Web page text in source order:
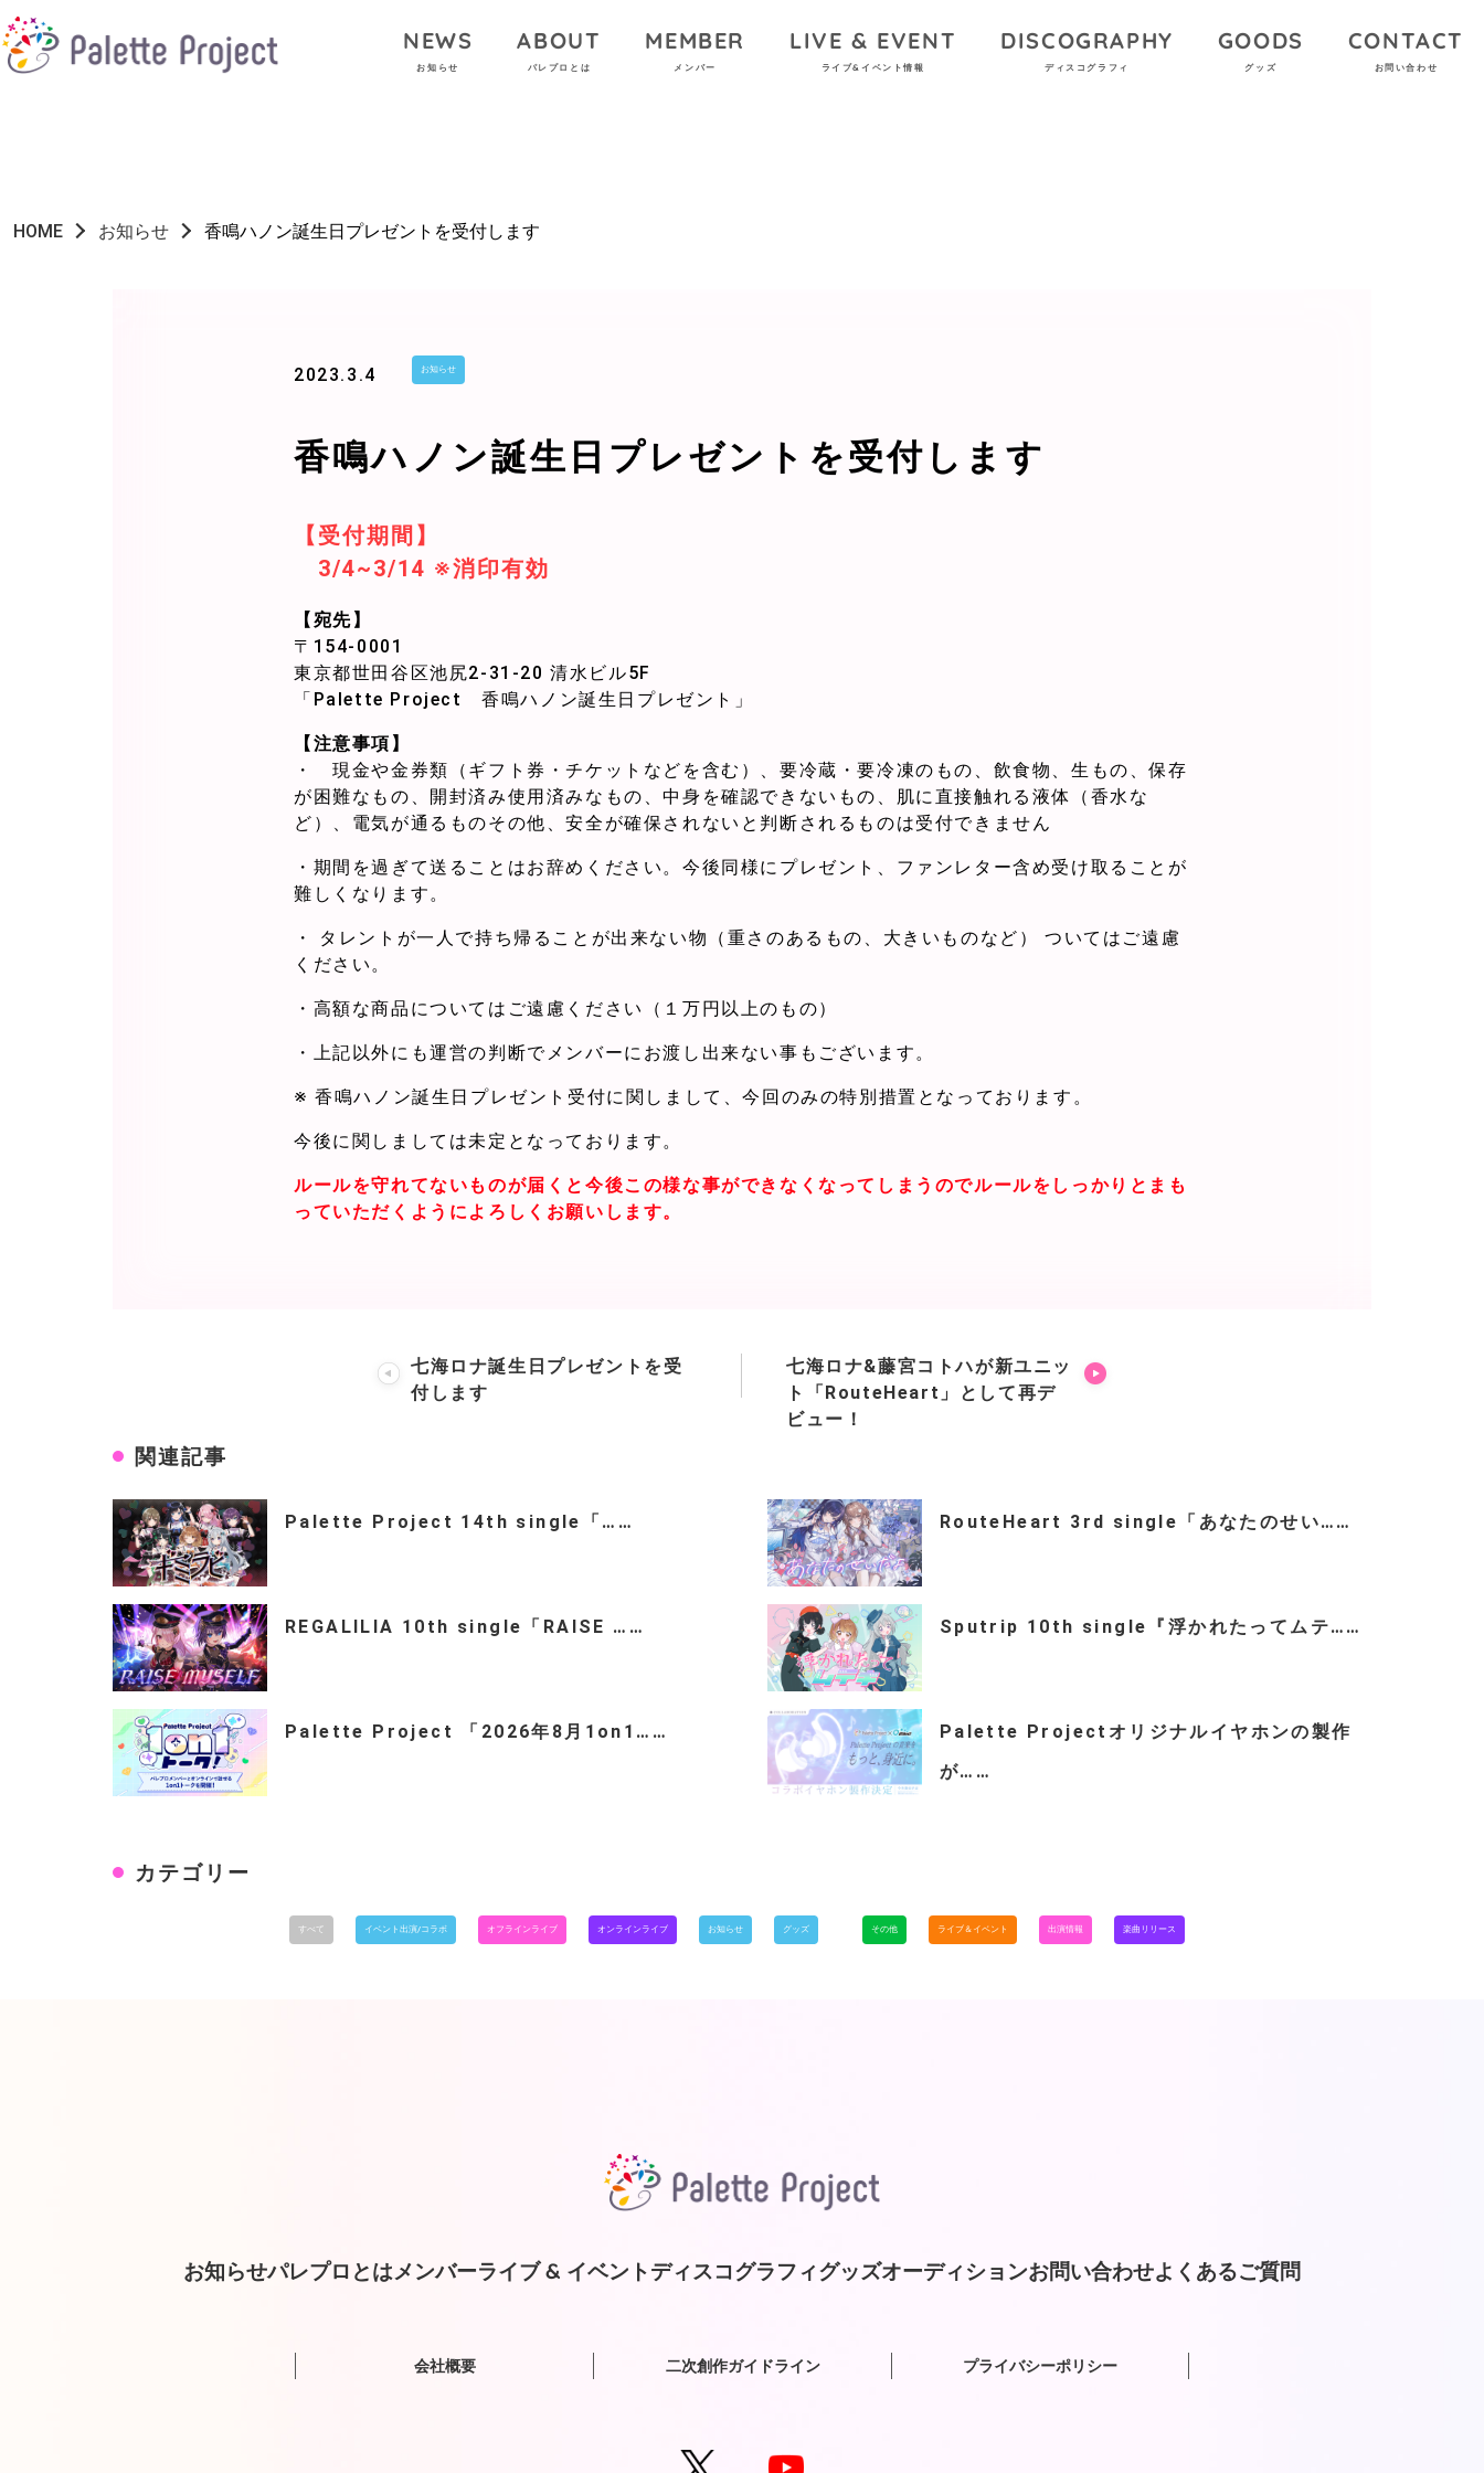
NEWS
お知らせ
ABOUT
パレプロとは
MEMBER
メンバー
LIVE & EVENT
ライブ&イベント情報
DISCOGRAPHY
ディスコグラフィ
GOODS
グッズ
CONTACT
お問い合わせ
HOME お知らせ 香鳴ハノン誕生日プレゼントを受付します
2023.3.4 お知らせ
香鳴ハノン誕生日プレゼントを受付します
【受付期間】
3/4~3/14 ※消印有効
【宛先】
〒154-0001
東京都世田谷区池尻2-31-20 清水ビル5F
「Palette Project 香鳴ハノン誕生日プレゼント」
【注意事項】
・ 現金や金券類（ギフト券・チケットなどを含む）、要冷蔵・要冷凍のもの、飲食物、生もの、保存
が困難なもの、開封済み使用済みなもの、中身を確認できないもの、肌に直接触れる液体（香水な
ど）、電気が通るものその他、安全が確保されないと判断されるものは受付できません
・期間を過ぎて送ることはお辞めください。今後同様にプレゼント、ファンレター含め受け取ることが
難しくなります。
・ タレントが一人で持ち帰ることが出来ない物（重さのあるもの、大きいものなど） ついてはご遠慮
ください。
・高額な商品についてはご遠慮ください（１万円以上のもの）
・上記以外にも運営の判断でメンバーにお渡し出来ない事もございます。
※ 香鳴ハノン誕生日プレゼント受付に関しまして、今回のみの特別措置となっております。
今後に関しましては未定となっております。
ルールを守れてないものが届くと今後この様な事ができなくなってしまうのでルールをしっかりとまも
っていただくようによろしくお願いします。
七海ロナ誕生日プレゼントを受
付します
七海ロナ&藤宮コトハが新ユニッ
ト「RouteHeart」として再デ
ビュー！
関連記事
Palette Project 14th single「…… RouteHeart 3rd single「あなたのせい……
REGALILIA 10th single「RAISE …… Sputrip 10th single『浮かれたってムテ……
Palette Project 「2026年8月1on1……
Palette Projectオリジナルイヤホンの製作
が……
カテゴリー
すべて イベント出演/コラボ オフラインライブ オンラインライブ お知らせ グッズ その他 ライブ＆イベント 出演情報 楽曲リリース
お知らせパレプロとはメンバーライブ & イベントディスコグラフィグッズオーディションお問い合わせよくあるご質問
会社概要 二次創作ガイドライン プライバシーポリシー